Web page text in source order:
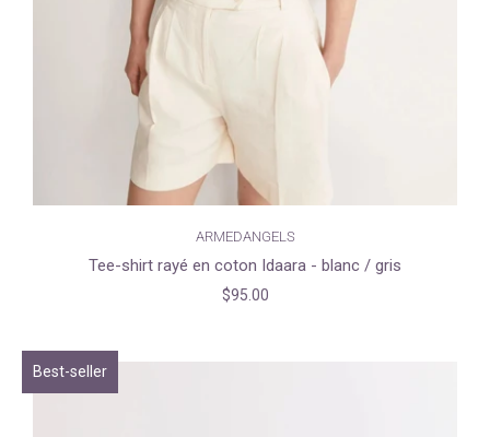
ARMEDANGELS
Tee-shirt rayé en coton Idaara - blanc / gris
$95.00
Best-seller